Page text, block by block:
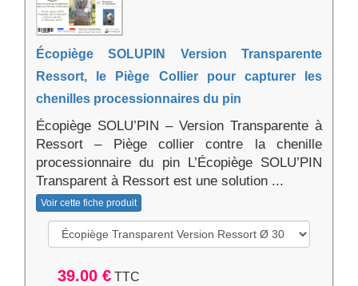
Écopiège SOLUPIN Version Transparente
Ressort, le Piège Collier pour capturer les
chenilles processionnaires du pin
Écopiège SOLU’PIN – Version Transparente à
Ressort – Piège collier contre la chenille
processionnaire du pin L’Écopiège SOLU’PIN
Transparent à Ressort est une solution ...
Voir cette fiche produit
39.00 € TTC